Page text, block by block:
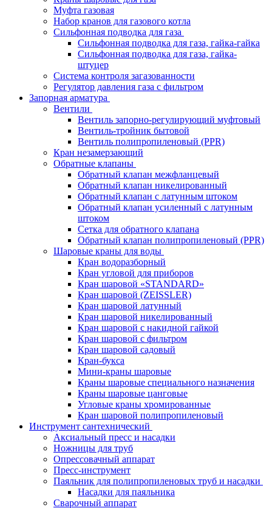
Муфта газовая
Набор кранов для газового котла
Сильфонная подводка для газа
Сильфонная подводка для газа, гайка-гайка
Сильфонная подводка для газа, гайка-
штуцер
Система контроля загазованности
Регулятор давления газа с фильтром
Запорная арматура
Вентили
Вентиль запорно-регулирующий муфтовый
Вентиль-тройник бытовой
Вентиль полипропиленовый (PPR)
Кран незамерзающий
Обратные клапаны
Обратный клапан межфланцевый
Обратный клапан никелированный
Обратный клапан с латунным штоком
Обратный клапан усиленный с латунным
штоком
Сетка для обратного клапана
Обратный клапан полипропиленовый (PPR)
Шаровые краны для воды
Кран водоразборный
Кран угловой для приборов
Кран шаровой «STANDARD»
Кран шаровой (ZEISSLER)
Кран шаровой латунный
Кран шаровой никелированный
Кран шаровой с накидной гайкой
Кран шаровой с фильтром
Кран шаровой садовый
Кран-букса
Мини-краны шаровые
Краны шаровые специального назначения
Краны шаровые цанговые
Угловые краны хромированные
Кран шаровой полипропиленовый
Инструмент сантехнический
Аксиальный пресс и насадки
Ножницы для труб
Опрессовачный аппарат
Пресс-инструмент
Паяльник для полипропиленовых труб и насадки
Насадки для паяльника
Сварочный аппарат